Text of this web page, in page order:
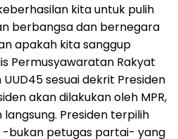
kita untuk pulih
berbangsa dan bernegara
apakah kita sanggup
Permusyawaratan Rakyat
sesuai dekrit Presiden
akan dilakukan oleh MPR,
Presiden terpilih
-bukan petugas partai- yang